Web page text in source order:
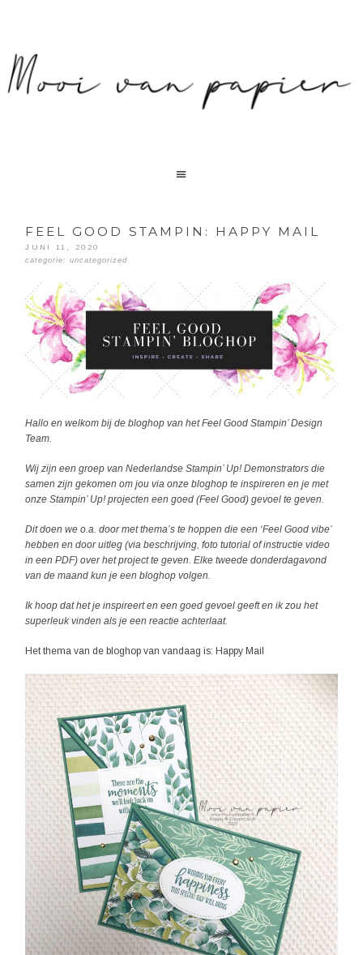
FEEL GOOD STAMPIN: HAPPY MAIL
JUNI 11, 2020
categorie:uncategorized
Hallo en welkom bij de bloghop van het Feel Good Stampin’ Design
Team.
Wij zijn een groep van Nederlandse Stampin’ Up! Demonstrators die
samen zijn gekomen om jou via onze bloghop te inspireren en je met
onze Stampin’ Up! projecten een goed (Feel Good) gevoel te geven.
Dit doen we o.a. door met thema’s te hoppen die een ‘Feel Good vibe’
hebben en door uitleg (via beschrijving, foto tutorial of instructie video
in een PDF) over het project te geven. Elke tweede donderdagavond
van de maand kun je een bloghop volgen.
Ik hoop dat het je inspireert en een goed gevoel geeft en ik zou het
superleuk vinden als je een reactie achterlaat.
Het thema van de bloghop van vandaag is: Happy Mail